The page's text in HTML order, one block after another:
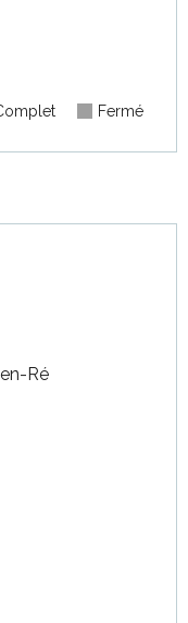
Fermé
Ré